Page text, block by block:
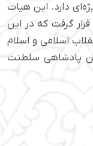
دارد. این هیات
قرار گرفت که در این
۲۰۰ جانباز به انقلاب اسلامی و اسلام
پادشاهی سلطنت